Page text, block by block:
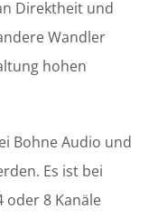
Direktheit und
Wandler
hohen
Bohne Audio und
Es ist bei
8 Kanäle